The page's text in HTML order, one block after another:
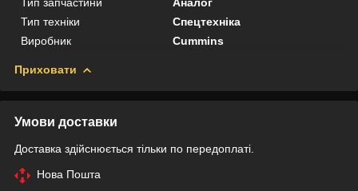
Тип техніки
Спецтехніка
Виробник
Cummins
Приховати
Умови доставки
Доставка здійснюється тільки по передоплаті.
Нова Пошта